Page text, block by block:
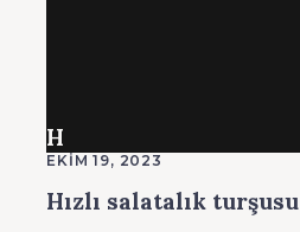
H
EKIM 19, 2023
Hızlı salatalık turşusu